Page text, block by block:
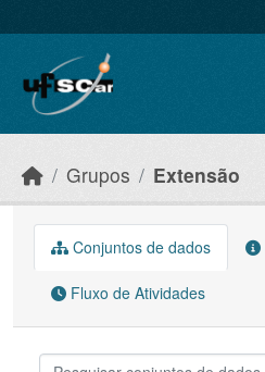
Grupos Extensão
Conjuntos de dados
Fluxo de Atividades